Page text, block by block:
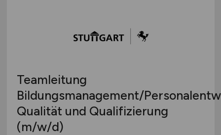
Teamleitung
Bildungsmanagement/
Qualität und Qualifizierung
(m/w/d)